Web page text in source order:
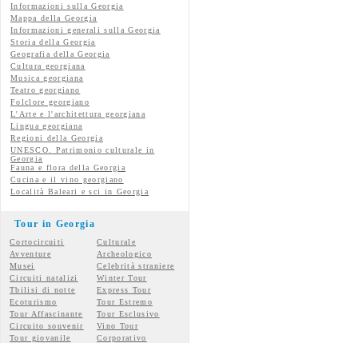
Informazioni sulla Georgia
Mappa della Georgia
Informazioni generali sulla Georgia
Storia della Georgia
Geografia della Georgia
Cultura georgiana
Musica georgiana
Teatro georgiano
Folclore georgiano
L'Arte e l'architettura georgiana
Lingua georgiana
Regioni della Georgia
UNESCO. Patrimonio culturale in
Georgia
Fauna e flora della Georgia
Cucina e il vino georgiano
Località Baleari e sci in Georgia
Tour in Georgia
Cortocircuiti
Culturale
Avventure
Archeologico
Musei
Celebrità straniere
Circuiti natalizi
Winter Tour
Tbilisi di notte
Express Tour
Ecoturismo
Tour Estremo
Tour Affascinante
Tour Esclusivo
Circuito souvenir
Vino Tour
Tour giovanile
Corporativo